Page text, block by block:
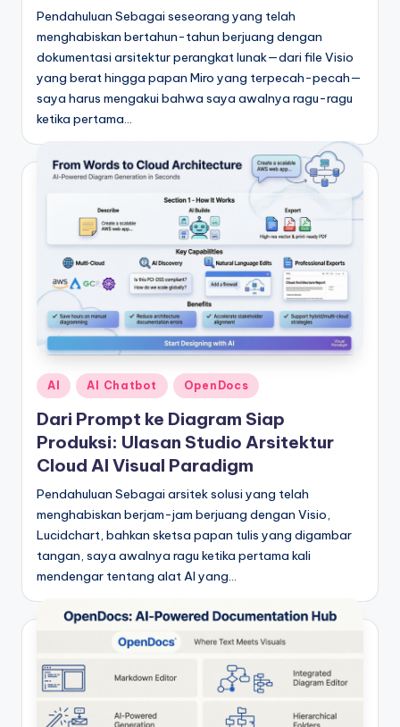
Pendahuluan Sebagai seseorang yang telah
menghabiskan bertahun-tahun berjuang dengan
dokumentasi arsitektur perangkat lunak—dari file Visio
yang berat hingga papan Miro yang terpecah-pecah—
saya harus mengakui bahwa saya awalnya ragu-ragu
ketika pertama…
Posted
in
AI AI Chatbot OpenDocs
Dari Prompt ke Diagram Siap
Produksi: Ulasan Studio Arsitektur
Cloud AI Visual Paradigm
Pendahuluan Sebagai arsitek solusi yang telah
menghabiskan berjam-jam berjuang dengan Visio,
Lucidchart, bahkan sketsa papan tulis yang digambar
tangan, saya awalnya ragu ketika pertama kali
mendengar tentang alat AI yang…